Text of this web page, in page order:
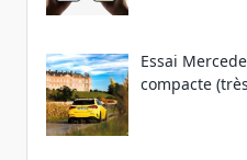
Essai
compacte